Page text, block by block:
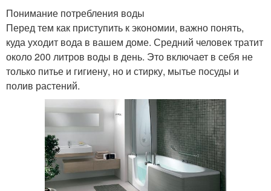
Понимание потребления воды
Перед тем как приступить к экономии, важно понять,
куда уходит вода в вашем доме. Средний человек тратит
около 200 литров воды в день. Это включает в себя не
только питье и гигиену, но и стирку, мытье посуды и
полив растений.